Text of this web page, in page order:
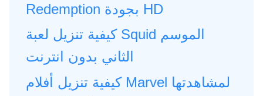
Redemption بجودة HD
كيفية تنزيل لعبة Squid الموسم
الثاني بدون انترنت
كيفية تنزيل أفلام Marvel لمشاهدتها